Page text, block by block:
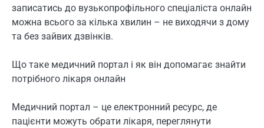
записатись до вузькопрофільного спеціаліста онлайн
можна всього за кілька хвилин – не виходячи з дому
та без зайвих дзвінків.
Що таке медичний портал і як він допомагає знайти
потрібного лікаря онлайн
Медичний портал – це електронний ресурс, де
пацієнти можуть обрати лікаря, переглянути